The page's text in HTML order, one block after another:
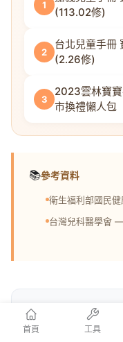
1
(113.02修)
2
台北兒童手冊
(2.26修)
3
2023雲林寶
市換禮懶人包
📚參考資料
衛生福利部國民
台灣兒科醫學會 —
首頁 工具